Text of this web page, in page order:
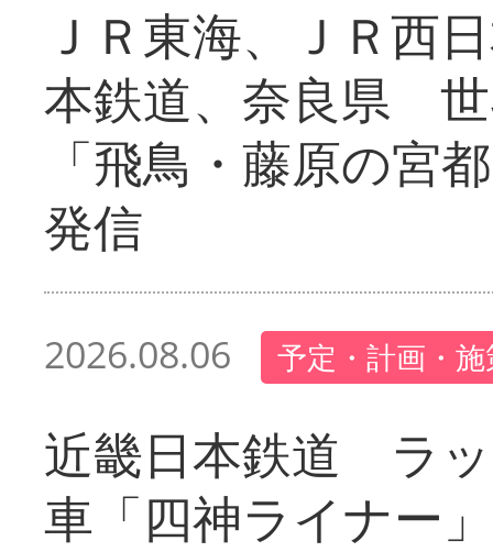
ＪＲ東海、ＪＲ西
本鉄道、奈良県
「飛鳥・藤原の宮
発信
2026.08.06 予定・計画・
近畿日本鉄道 ラ
車「四神ライナー